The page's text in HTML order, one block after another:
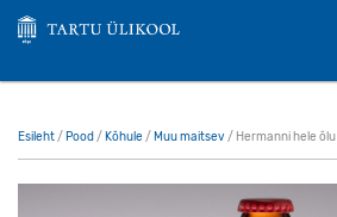
Esileht/ Pood / Kõhule / Muu maitsev/ Hermanni hele õlu